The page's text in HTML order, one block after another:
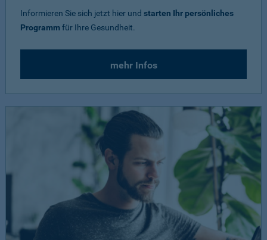
Informieren Sie sich jetzt hier und starten Ihr persönliches
Programmfür Ihre Gesundheit.
mehr Infos